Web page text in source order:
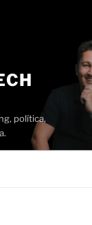
política,